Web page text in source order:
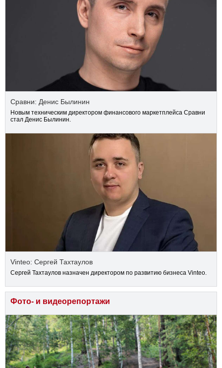
Сравни: Денис Былинин
Новым техническим директором финансового маркетплейса Сравни
стал Денис Былинин.
Vinteo: Сергей Тахтаулов
Сергей Тахтаулов назначен директором по развитию бизнеса Vinteo.
Фото- и видеорепортажи